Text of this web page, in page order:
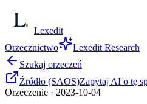
Lexedit
Orzecznictwo
Lexedit Research
Szukaj orzeczeń
Źródło (SAOS)Zapytaj AI o tę
Orzeczenie · 2023-10-04